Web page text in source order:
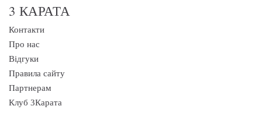
3 КАРАТА
Контакти
Про нас
Відгуки
Правила сайту
Партнерам
Клуб 3Карата